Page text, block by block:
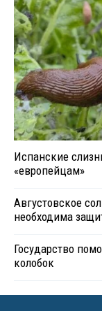
Испанские
«европейцам»
Августовское
необходима
Государство
колобок